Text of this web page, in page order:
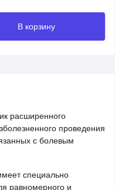
В корзину
расширенного
проведения
с болевым
специально
равномерного и